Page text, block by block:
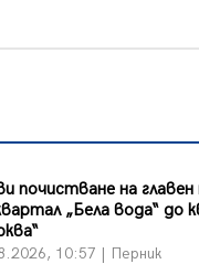
почистване на
„Бела вода“ до
10:57 | Перник